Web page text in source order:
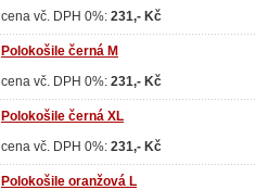
cena vč. DPH 0%: 231,- Kč
Polokošile černá M
cena vč. DPH 0%: 231,- Kč
Polokošile černá XL
cena vč. DPH 0%: 231,- Kč
Polokošile oranžová L